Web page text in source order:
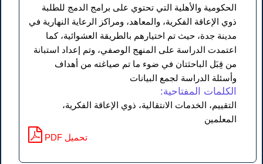
الحكومية والأهلية التي تحتوي على برامج الدمج للطلبة
ذوي الإعاقة الفكرية، والمعاهد، ومراكز الرعاية النهارية في
مدينة جدة، حيث تم اختيارهم بالطريقة العشوائية، كما
اعتمدت الدراسة على المنهج الوصفي، وتم إعداد استبانة
من قِبَل الباحثتان في ضوء ما تم صياغته من أهداف
وأسئلة الدراسة لجمع البيانات
الكلمات المفتاحية:
التقييم، الخدمات الانتقالية، ذوي الإعاقة الفكرية،
المعلمين
PDF تحميل